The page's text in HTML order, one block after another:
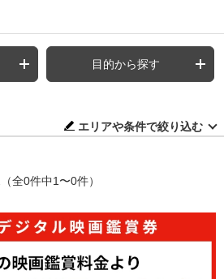
目的から探す
エリアや条件で絞り込む
（全0件中1〜0件）